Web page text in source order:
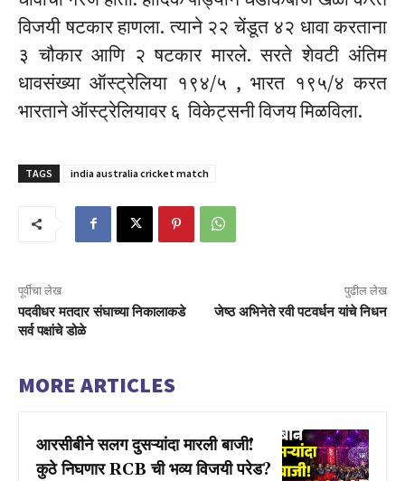
विजयी षटकार हाणला. त्याने २२ चेंडूत ४२ धावा करताना
३ चौकार आणि २ षटकार मारले. सरते शेवटी अंतिम
धावसंख्या ऑस्ट्रेलिया १९४/५ , भारत १९५/४ करत
भारताने ऑस्ट्रेलियावर ६ विकेट्सनी विजय मिळविला.
TAGS india australia cricket match
पूर्वीचा लेख
पदवीधर मतदार संघाच्या निकालाकडे
सर्व पक्षांचे डोळे
पुढील लेख
जेष्ठ अभिनेते रवी पटवर्धन यांचे निधन
MORE ARTICLES
आरसीबीने सलग दुसऱ्यांदा मारली बाजी!
कुठे निघणार RCB ची भव्य विजयी परेड?